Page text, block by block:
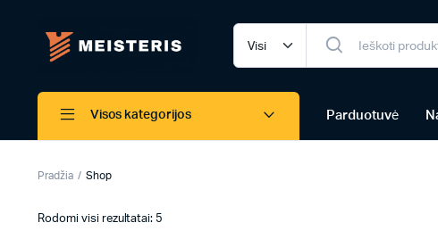
Visos kategorijos Parduotuvė
Pradžia Shop
Rodomi visi rezultatai: 5